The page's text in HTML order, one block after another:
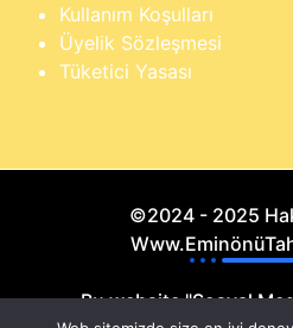
Kullanım Koşulları
Üyelik Sözleşmesi
Tüketici Yasası
©2024 - 2025
Bu website "Sosyal